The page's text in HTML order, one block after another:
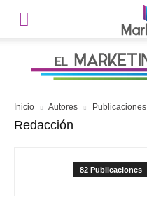
Inicio Autores
Redacción
82 Publicaciones